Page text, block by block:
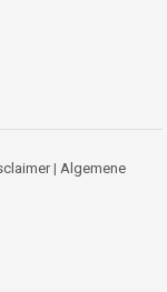
| Algemene